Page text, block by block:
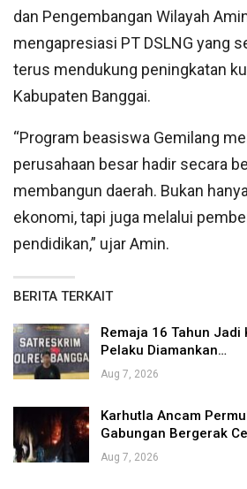
dan Pengembangan Wilayah
mengapresiasi PT DSLNG yang
terus mendukung peningkatan
Kabupaten Banggai.
“Program beasiswa Gemilang
perusahaan besar hadir secara
membangun daerah. Bukan
ekonomi, tapi juga melalui
pendidikan,” ujar Amin.
BERITA TERKAIT
Remaja 16 Tahun Jadi
Pelaku Diamankan…
Aug 7, 2026
Karhutla Ancam
Gabungan Bergerak
Aug 7, 2026